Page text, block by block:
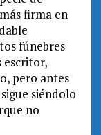
firma en
fúnebres
escritor,
pero antes
siéndolo
no